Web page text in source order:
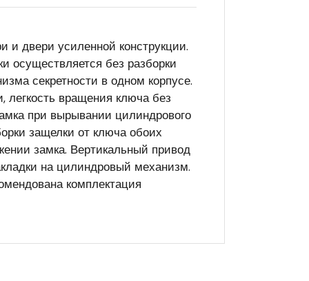
и двери усиленной конструкции.
осуществляется без разборки
секретности в одном корпусе.
легкость вращения ключа без
при вырывании цилиндрового
защелки от ключа обоих
замка. Вертикальный привод
на цилиндровый механизм.
комплектация